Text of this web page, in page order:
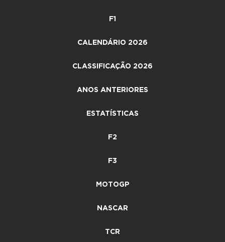
F1
CALENDÁRIO 2026
CLASSIFICAÇÃO 2026
ANOS ANTERIORES
ESTATÍSTICAS
F2
F3
MOTOGP
NASCAR
TCR